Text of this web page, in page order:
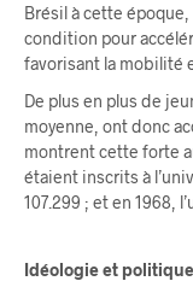
Brésil à cette époque,
condition pour
favorisant la mobilité
De plus en plus de
moyenne, ont donc
montrent cette forte
étaient inscrits à
107.299 ; et en 1968,
Idéologie et politique